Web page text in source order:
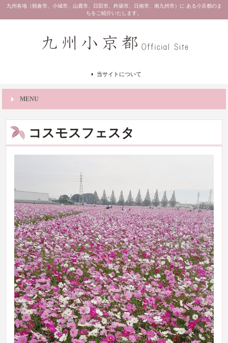
九州各地（朝倉市、小城市、山鹿市、日田市、杵築市、日南市、南九州市）に ある小京都のま
ちをご紹介いたします。
当サイトについて
MENU
コスモスフェスタ